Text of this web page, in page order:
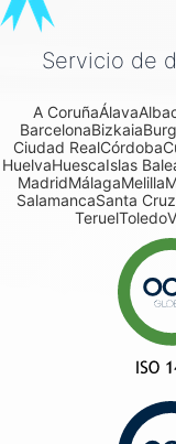
Servicio de
A CoruñaÁlava
BarcelonaBizkaia
Ciudad RealCórdoba
HuelvaHuescaIslas
MadridMálagaMelilla
SalamancaSanta
TeruelToledo